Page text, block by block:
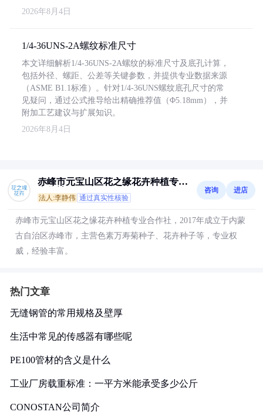
2026年8月4日
1/4-36UNS-2A螺纹标准尺寸
本文详细解析1/4-36UNS-2A螺纹的标准尺寸及底孔计算，
包括外径、螺距、公差等关键参数，并提供专业数据来源
（ASME B1.1标准）。针对1/4-36UNS螺纹底孔尺寸的常
见疑问，通过公式推导给出精确推荐值（Φ5.18mm），并
附加工艺建议与扩展知识。
2026年8月4日
赤峰市元宝山区花之缘花卉种植专业
合作社
法人:李静伟 通过真实性核验
咨询 进店
赤峰市元宝山区花之缘花卉种植专业合作社，2017年成立于内蒙
古自治区赤峰市，主营色素万寿菊种子、花卉种子等，专业权
威，经验丰富。
热门文章
无缝钢管的常用规格及壁厚
生活中常见的传感器有哪些呢
PE100管材的含义是什么
工业厂房载重标准：一平方米能承受多少公斤
CONOSTAN公司简介